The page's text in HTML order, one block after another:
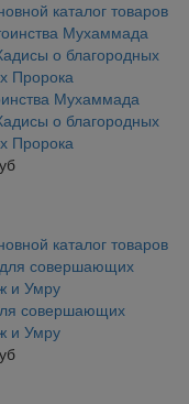
Мухаммада
о благородных
Пророка
совершающих
и Умру